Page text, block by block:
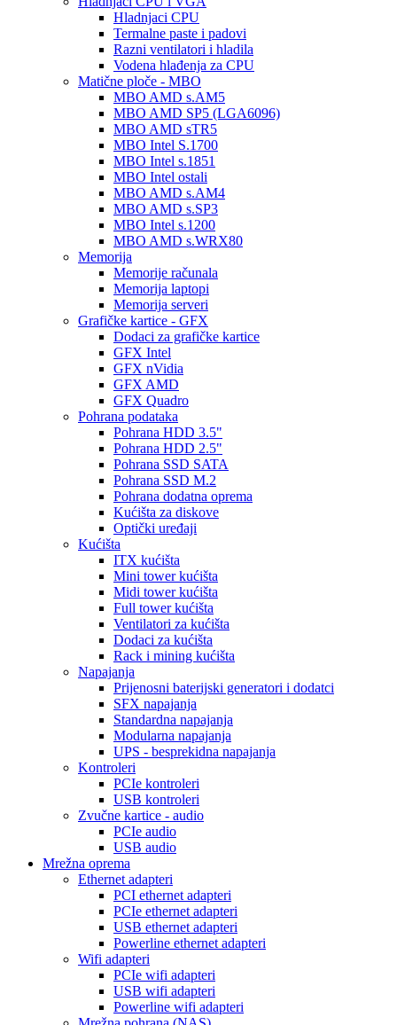
Hladnjaci CPU
Termalne paste i padovi
Razni ventilatori i hladila
Vodena hlađenja za CPU
Matične ploče - MBO
MBO AMD s.AM5
MBO AMD SP5 (LGA6096)
MBO AMD sTR5
MBO Intel S.1700
MBO Intel s.1851
MBO Intel ostali
MBO AMD s.AM4
MBO AMD s.SP3
MBO Intel s.1200
MBO AMD s.WRX80
Memorija
Memorije računala
Memorija laptopi
Memorija serveri
Grafičke kartice - GFX
Dodaci za grafičke kartice
GFX Intel
GFX nVidia
GFX AMD
GFX Quadro
Pohrana podataka
Pohrana HDD 3.5"
Pohrana HDD 2.5"
Pohrana SSD SATA
Pohrana SSD M.2
Pohrana dodatna oprema
Kućišta za diskove
Optički uređaji
Kućišta
ITX kućišta
Mini tower kućišta
Midi tower kućišta
Full tower kućišta
Ventilatori za kućišta
Dodaci za kućišta
Rack i mining kućišta
Napajanja
Prijenosni baterijski generatori i dodatci
SFX napajanja
Standardna napajanja
Modularna napajanja
UPS - besprekidna napajanja
Kontroleri
PCIe kontroleri
USB kontroleri
Zvučne kartice - audio
PCIe audio
USB audio
Mrežna oprema
Ethernet adapteri
PCI ethernet adapteri
PCIe ethernet adapteri
USB ethernet adapteri
Powerline ethernet adapteri
Wifi adapteri
PCIe wifi adapteri
USB wifi adapteri
Powerline wifi adapteri